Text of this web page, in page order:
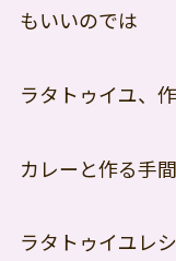
もいいのでは
ラタトゥイユ、
カレーと作る手
ラタトゥイユレ